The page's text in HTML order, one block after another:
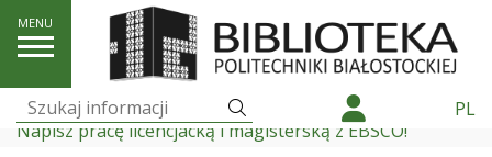
Szukaj: PL
Aktualności
Napisz pracę licencjacką i magisterską z EBSCO!